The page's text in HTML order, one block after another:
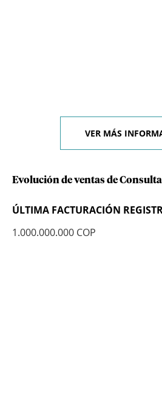
VER MÁS
Evolución de ventas de
ÚLTIMA FACTURACIÓN
1.000.000.000 COP